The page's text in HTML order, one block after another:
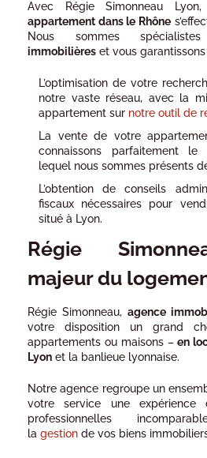
Avec Régie Simonneau
appartement dans le Rhône
Nous sommes
immobilières et vous garantissons
L’optimisation de votre
notre vaste réseau, avec la
appartement sur notre outil de
La vente de votre
connaissons parfaitement
lequel nous sommes présents
L’obtention de conseils
fiscaux nécessaires pour
situé à Lyon.
Régie
majeur du
Régie Simonneau,agence
votre disposition un grand
appartements ou maisons – en
Lyon et la banlieue lyonnaise.
Notre agence regroupe un
votre service une expérience
professionnelles
la gestion de vos biens